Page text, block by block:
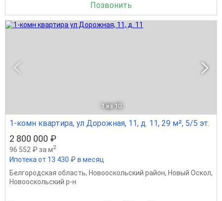
Позвонить
1 из 10
1-комн квартира, ул Дорожная, 11, д. 11, 29 м², 5/5 эт.
2 800 000 ₽
96 552 ₽ за м2
Ипотека от 13 430 ₽ в месяц
Белгородская область, Новооскольский район, Новый Оскол,
Новооскольский р-н